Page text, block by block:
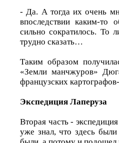
- Да. А тогда их очень
впоследствии каким-то
сильно сократилось. То
трудно сказать…
Таким образом
«Земли манчжуров»
французских
Экспедиция Лаперуза
Вторая часть -
уже знал, что здесь